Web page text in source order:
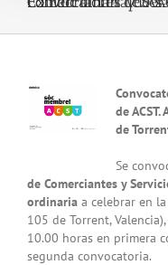
View
Larger
Image
de
de
Se
de Comerciantes y
ordinaria a celebrar en
105 de Torrent,
10.00 horas en primera
segunda convocatoria.